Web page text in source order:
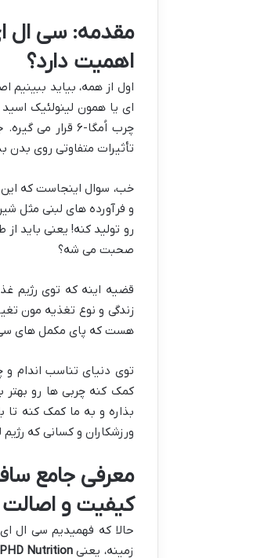
اهمیت دارد؟
اول از همه، بیاید
چرب اُمگا-۶
تأثیرات متفاوتی روی بدن
خب، سوال اینجاست که
و فرآورده های لبنی مثل
رو تولید کنه! یعنی باید
صحبت می شه؟
قضیه اینه که توی رژیم
زندگی و نوع تغذیه مون
هست که پای مکمل های سی
توی دنیای تناسب اندام
کمک کنه چربی ها رو بهتر
بذاره و به ما کمک کنه
ورزشکاران و کسانی که
کیفیت و اصالت
حالا که فهمیدیم سی ال
زمینه، یعنی PHD Nutrition